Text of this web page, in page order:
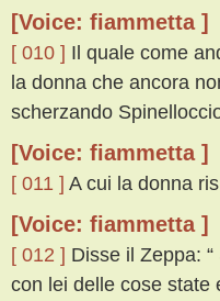
[Voice: fiammetta ]
[ 010 ] Il quale come
la donna che ancora
scherzando
[Voice: fiammetta ]
[ 011 ] A cui la donna
[Voice: fiammetta ]
[ 012 ] Disse il Zeppa:
con lei delle cose state